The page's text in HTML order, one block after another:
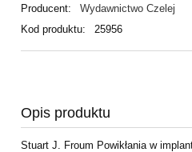
Producent:
Wydawnictwo Czelej
Kod produktu:
25956
Opis produktu
Stuart J. Froum Powikłania w